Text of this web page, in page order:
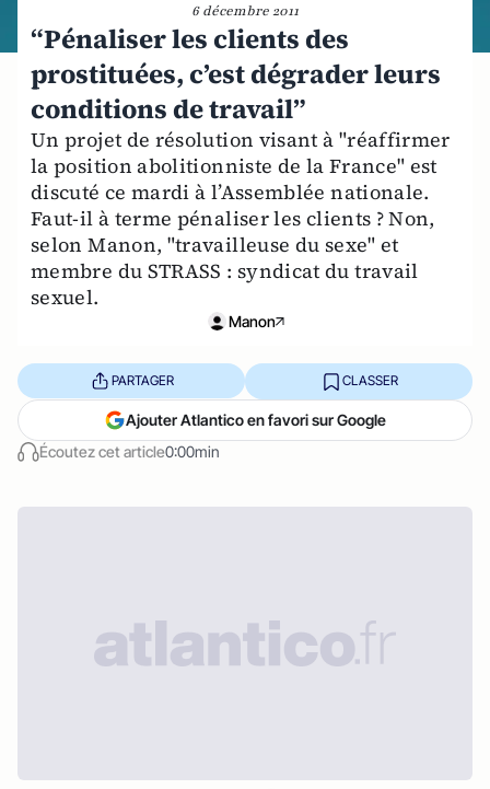
6 décembre 2011
“Pénaliser les clients des
prostituées, c’est dégrader leurs
conditions de travail”
Un projet de résolution visant à "réaffirmer
la position abolitionniste de la France" est
discuté ce mardi à l’Assemblée nationale.
Faut-il à terme pénaliser les clients ? Non,
selon Manon, "travailleuse du sexe" et
membre du STRASS : syndicat du travail
sexuel.
Manon
Écoutez cet article0:00min
PARTAGER CLASSER
Ajouter Atlantico en favori sur Google